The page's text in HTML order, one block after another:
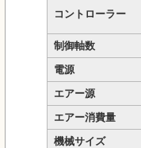
コントローラー
制御軸数
電源
エアー源
エアー消費量
機械サイズ